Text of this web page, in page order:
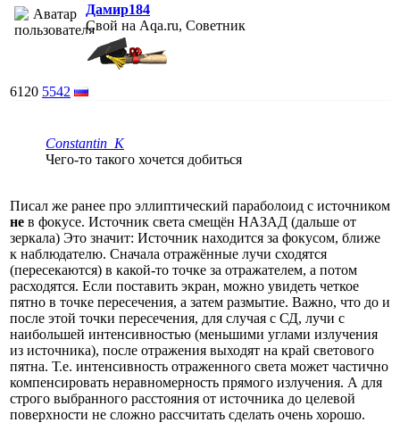
Дамир184
Свой на Aqa.ru, Советник
6120 5542
Constantin_K
Чего-то такого хочется добиться
Писал же ранее про эллиптический параболоид с источником
не в фокусе. Источник света смещён НАЗАД (дальше от
зеркала) Это значит: Источник находится за фокусом, ближе
к наблюдателю. Сначала отражённые лучи сходятся
(пересекаются) в какой-то точке за отражателем, а потом
расходятся. Если поставить экран, можно увидеть четкое
пятно в точке пересечения, а затем размытие. Важно, что до и
после этой точки пересечения, для случая с СД, лучи с
наибольшей интенсивностью (меньшими углами излучения
из источника), после отражения выходят на край светового
пятна. Т.е. интенсивность отраженного света может частично
компенсировать неравномерность прямого излучения. А для
строго выбранного расстояния от источника до целевой
поверхности не сложно рассчитать сделать очень хорошо.